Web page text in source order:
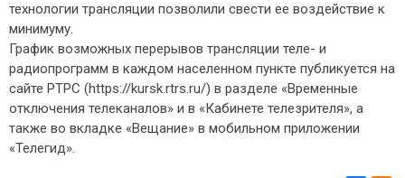
технологии трансляции позволили свести ее воздействие к
минимуму.
График возможных перерывов трансляции теле- и
радиопрограмм в каждом населенном пункте публикуется на
сайте РТРС (https://kursk.rtrs.ru/) в разделе «Временные
отключения телеканалов» и в «Кабинете телезрителя», а
также во вкладке «Вещание» в мобильном приложении
«Телегид».